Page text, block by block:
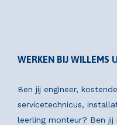
WERKEN BIJ WILLEMS
Ben jij engineer,
servicetechnicus,
leerling monteur? Ben